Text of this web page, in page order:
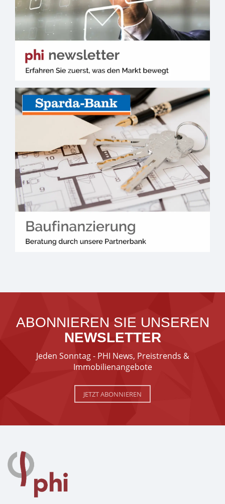
ABONNIEREN SIE UNSEREN
NEWSLETTER
Jeden Sonntag - PHI News, Preistrends &
Immobilienangebote
JETZT ABONNIEREN